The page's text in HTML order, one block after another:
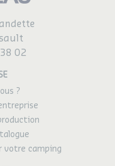
02
?
votre camping